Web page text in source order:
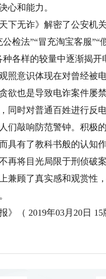
心和能力。
无诈》解密了公安机关
检法”“冒充淘宝客服”“
种各样的较量中逐渐揭
照意识体现在对曾经被
欲也是导致电诈案件屡
同时对普通百姓进行反
们敲响防范警钟。积极
具有了教科书般的认知
将目光局限于刑侦破案
兼顾了真实感和观赏性
（ 2019年03月20日 15